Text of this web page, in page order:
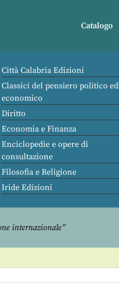
Catalogo
Città Calabria Edizioni
Classici del pensiero politico ed
economico
Diritto
Economia e Finanza
Enciclopedie e opere di
consultazione
Filosofia e Religione
Iride Edizioni
internazionale”